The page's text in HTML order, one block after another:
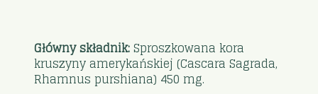
Główny składnik:Sproszkowana kora
kruszyny amerykańskiej (Cascara Sagrada,
Rhamnus purshiana) 450 mg.